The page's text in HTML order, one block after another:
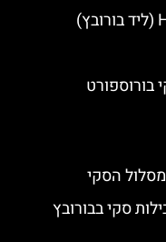
בורוספורט
הסקי
סקי בבורובץ